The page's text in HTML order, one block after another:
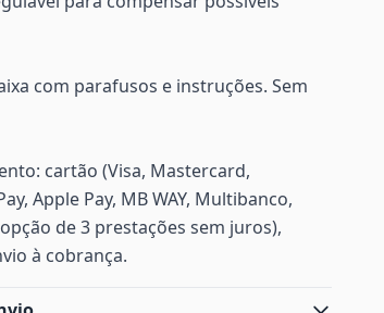
com parafusos e instruções. Sem
cartão (Visa, Mastercard,
Apple Pay, MB WAY, Multibanco,
de 3 prestações sem juros),
à cobrança.